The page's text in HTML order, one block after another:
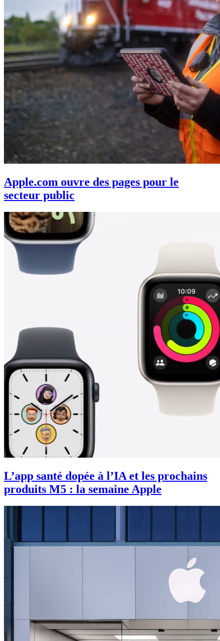
Apple.com ouvre des pages pour le
secteur public
L’app santé dopée à l’IA et les prochains
produits M5 : la semaine Apple